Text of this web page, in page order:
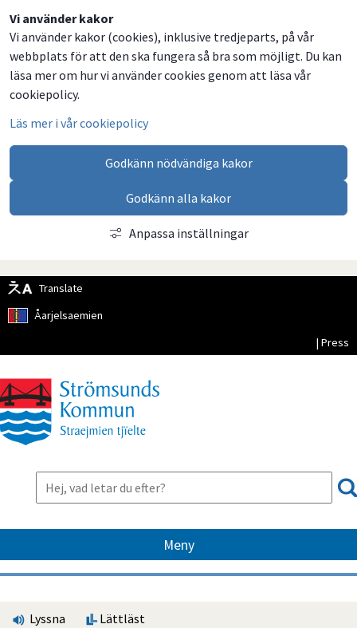
Vi använder kakor
Vi använder kakor (cookies), inklusive tredjeparts, på vår
webbplats för att den ska fungera så bra som möjligt. Du kan
läsa mer om hur vi använder cookies genom att läsa vår
cookiepolicy.
Läs mer i vår cookiepolicy
Godkänn nödvändiga kakor
Godkänn alla kakor
Anpassa inställningar
Translate
Åarjelsaemien
| Press
Meny
Lyssna Lättläst
Dela
på
Facebook
Dela
på
Twitter
Dela
på
LinkedIn
Dela
via
email